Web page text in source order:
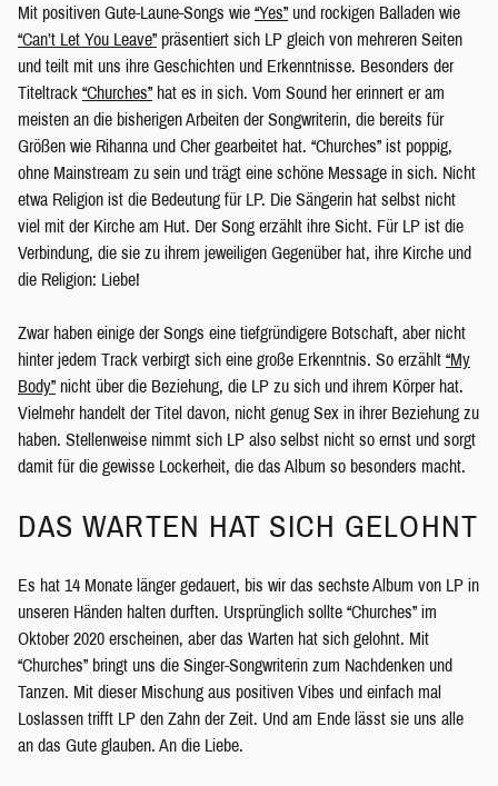
Mit positiven Gute-Laune-Songs wie “Yes” und rockigen Balladen wie
“Can’t Let You Leave” präsentiert sich LP gleich von mehreren Seiten
und teilt mit uns ihre Geschichten und Erkenntnisse. Besonders der
Titeltrack “Churches” hat es in sich. Vom Sound her erinnert er am
meisten an die bisherigen Arbeiten der Songwriterin, die bereits für
Größen wie Rihanna und Cher gearbeitet hat. “Churches” ist poppig,
ohne Mainstream zu sein und trägt eine schöne Message in sich. Nicht
etwa Religion ist die Bedeutung für LP. Die Sängerin hat selbst nicht
viel mit der Kirche am Hut. Der Song erzählt ihre Sicht. Für LP ist die
Verbindung, die sie zu ihrem jeweiligen Gegenüber hat, ihre Kirche und
die Religion: Liebe!
Zwar haben einige der Songs eine tiefgründigere Botschaft, aber nicht
hinter jedem Track verbirgt sich eine große Erkenntnis. So erzählt “My
Body” nicht über die Beziehung, die LP zu sich und ihrem Körper hat.
Vielmehr handelt der Titel davon, nicht genug Sex in ihrer Beziehung zu
haben. Stellenweise nimmt sich LP also selbst nicht so ernst und sorgt
damit für die gewisse Lockerheit, die das Album so besonders macht.
DAS WARTEN HAT SICH GELOHNT
Es hat 14 Monate länger gedauert, bis wir das sechste Album von LP in
unseren Händen halten durften. Ursprünglich sollte “Churches” im
Oktober 2020 erscheinen, aber das Warten hat sich gelohnt. Mit
“Churches” bringt uns die Singer-Songwriterin zum Nachdenken und
Tanzen. Mit dieser Mischung aus positiven Vibes und einfach mal
Loslassen trifft LP den Zahn der Zeit. Und am Ende lässt sie uns alle
an das Gute glauben. An die Liebe.